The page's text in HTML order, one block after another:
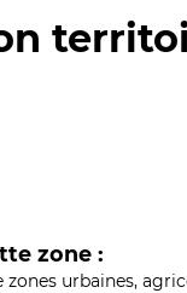
zone :
urbaines,